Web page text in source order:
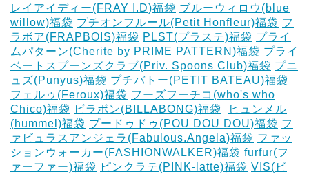
レイアイディー(FRAY I.D)福袋 ブルーウィロウ(blue
willow)福袋 プチオンフルール(Petit Honfleur)福袋 フ
ラボア(FRAPBOIS)福袋 PLST(プラステ)福袋 プライ
ムパターン(Cherite by PRIME PATTERN)福袋 プライ
ベートスプーンズクラブ(Priv. Spoons Club)福袋 プニ
ュズ(Punyus)福袋 プチバトー(PETIT BATEAU)福袋
フェルゥ(Feroux)福袋 フーズフーチコ(who's who
Chico)福袋 ビラボン(BILLABONG)福袋
ヒュンメル
(hummel)福袋 プードゥドゥ(POU DOU DOU)福袋 フ
ァビュラスアンジェラ(Fabulous.Angela)福袋 ファッ
ションウォーカー(FASHIONWALKER)福袋 furfur(フ
ァーファー)福袋 ピンクラテ(PINK-latte)福袋 VIS(ビ